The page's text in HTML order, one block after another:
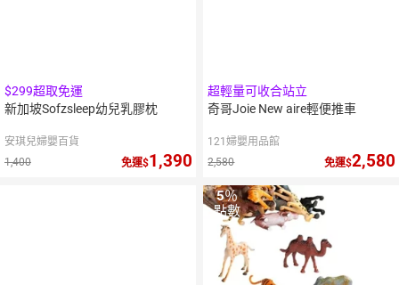
$299超取免運
新加坡Sofzsleep幼兒乳膠枕
安琪兒婦嬰百貨
1,400
免運 1,390
超輕量可收合站立
奇哥Joie New aire輕便推車
121婦嬰用品館
2,580
免運 2,580
5％
點數